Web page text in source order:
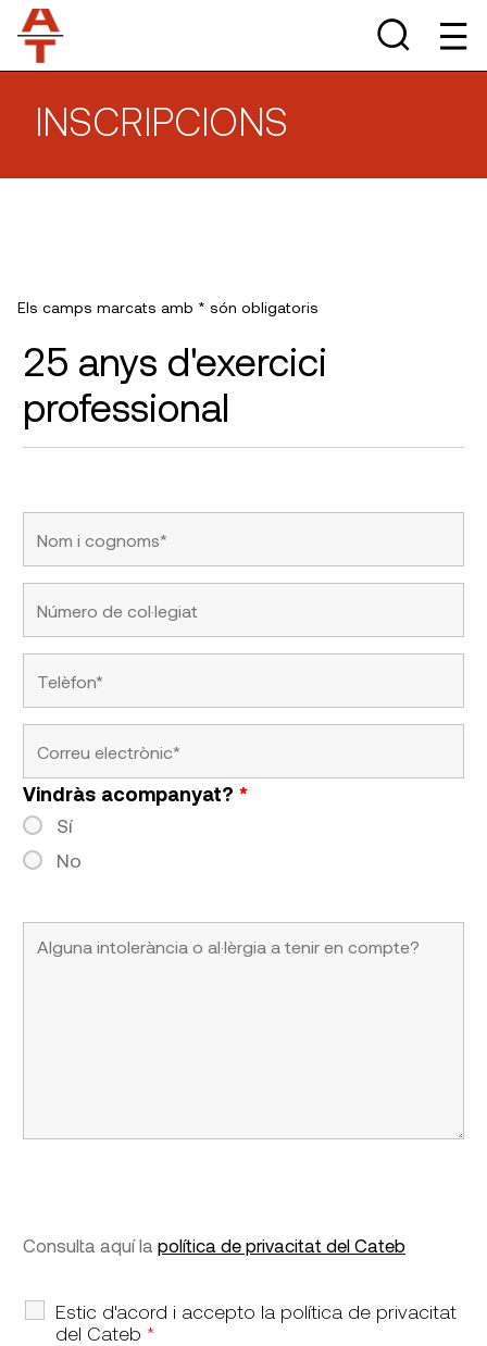
INSCRIPCIONS
Els camps marcats amb * són obligatoris
25 anys d'exercici
professional
Vindràs acompanyat? *
Sí
No
Consulta aquí la política de privacitat del Cateb
Estic d'acord i accepto la política de privacitat
del Cateb *